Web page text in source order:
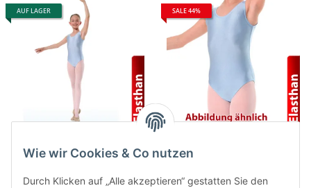
Wie wir Cookies & Co nutzen
Durch Klicken auf „Alle akzeptieren“ gestatten Sie den
AUF LAGER
- Elasthan
17,00 € -
26,95 € *
SALE 44%
Elasthan - SALE
15,00 €
Alter Preis:26,95 €